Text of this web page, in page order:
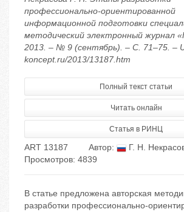
профессионально-ориентированной
информационной подготовки
методический электронный журнал
2013. – № 9 (сентябрь). – С. 71–75. –
koncept.ru/2013/13187.htm
Полный текст статьи
Читать онлайн
Статья в РИНЦ
ART 13187 Автор:
Г. Н.
Просмотров: 4839
В статье предложена авторская
разработки профессионально-